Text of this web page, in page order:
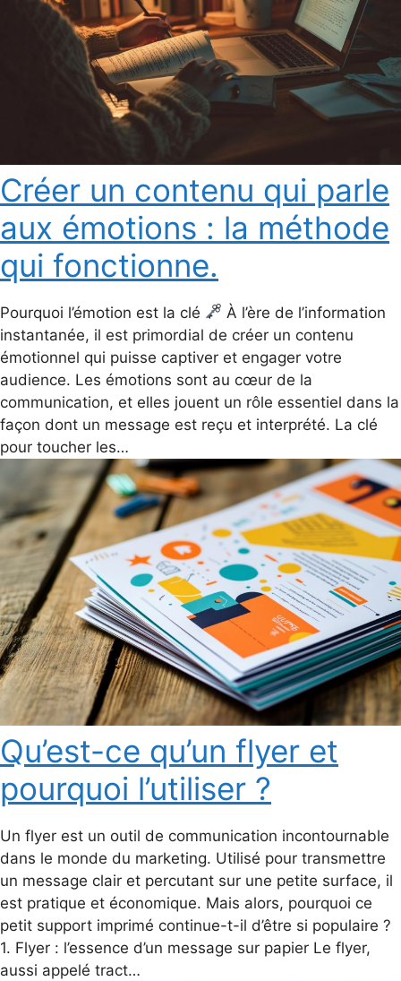
Créer un contenu qui parle
aux émotions : la méthode
qui fonctionne.
Pourquoi l’émotion est la clé
À l’ère de l’information
instantanée, il est primordial de créer un contenu
émotionnel qui puisse captiver et engager votre
audience. Les émotions sont au cœur de la
communication, et elles jouent un rôle essentiel dans la
façon dont un message est reçu et interprété. La clé
pour toucher les…
Qu’est-ce qu’un flyer et
pourquoi l’utiliser ?
Un flyer est un outil de communication incontournable
dans le monde du marketing. Utilisé pour transmettre
un message clair et percutant sur une petite surface, il
est pratique et économique. Mais alors, pourquoi ce
petit support imprimé continue-t-il d’être si populaire ?
1. Flyer : l’essence d’un message sur papier Le flyer,
aussi appelé tract…